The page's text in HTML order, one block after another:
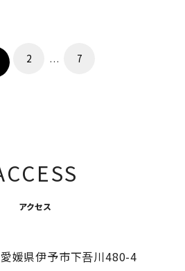
2 … 7
アクセス
媛県伊予市下吾川480-4